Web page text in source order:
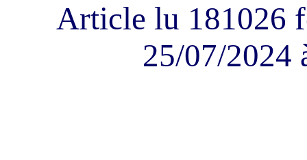
Article lu 181026
25/07/2024